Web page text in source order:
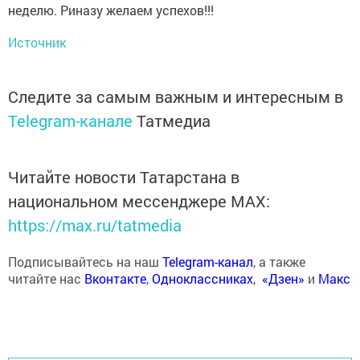
неделю. Риназу желаем успехов!!!
Источник
Следите за самым важным и интересным в
Telegram-канале Татмедиа
Читайте новости Татарстана в
национальном мессенджере MАХ:
https://max.ru/tatmedia
Подписывайтесь на наш Telegram-канал, а также
читайте нас Вконтакте,Одноклассниках, «Дзен» и Макс